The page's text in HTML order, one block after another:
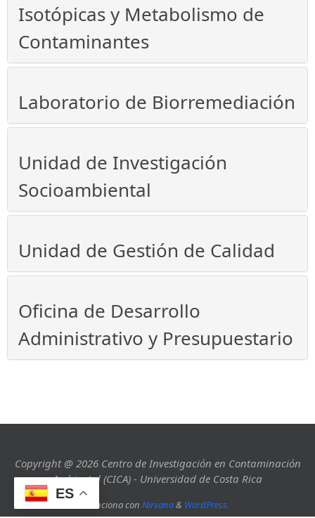
Isotópicas y Metabolismo de
Contaminantes
Laboratorio de Biorremediación
Unidad de Investigación
Socioambiental
Unidad de Gestión de Calidad
Oficina de Desarrollo
Administrativo y Presupuestario
Copyright @ 2026 Centro de Investigación en Contaminación
Ambiental (CICA) - Universidad de Costa Rica
Funciona con Nirvana& WordPress.
ES